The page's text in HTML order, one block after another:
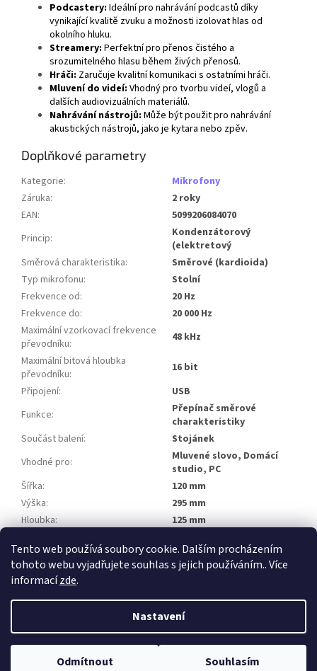
Tento web používá soubory cookie. Dalším procházením
tohoto webu vyjadřujete souhlas s jejich používáním.. Více
informacízde.
Nastavení
Odmítnout Souhlasím
Podcastery: Ideální pro nahrávání podcastů díky
vynikající kvalitě zvuku a možnosti izolovat hlas od
okolního hluku.
Streamery: Perfektní pro přenos čistého a
srozumitelného hlasu během živých přenosů.
Hráči: Zaručuje kvalitní komunikaci s ostatními hráči.
Mluvení do videí: Vhodný pro tvorbu videí, vlogů a
dalších audiovizuálních materiálů.
Nahrávání nástrojů: Může být použit pro nahrávání
akustických nástrojů, jako je kytara nebo zpěv.
Doplňkové parametry
Kategorie:
Mikrofony
Záruka:
2 roky
EAN:
5099206084070
Princip:
Kondenzátorový
(elektretový
Směrová charakteristika:
Směrové (kardioida)
Typ mikrofonu:
Stolní
Frekvence od:
20 Hz
Frekvence do:
20 000 Hz
Maximální vzorkovací frekvence
převodníku:
48 kHz
Maximální bitová hloubka
převodníku:
16 bit
Připojení:
USB
Funkce:
Přepínač směrové
charakteristiky
Součást balení:
Stojánek
Vhodné pro:
Mluvené slovo, Domácí
studio, PC
Šířka:
120 mm
Výška:
295 mm
Hloubka:
125 mm
Copyright 2026gsway.cz. Všechna práva vyhrazena.Upravit